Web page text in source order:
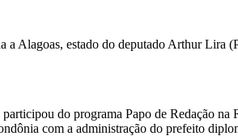
Alagoas, estado do deputado Arthur Lira
do programa Papo de Redação
com a administração do prefeito